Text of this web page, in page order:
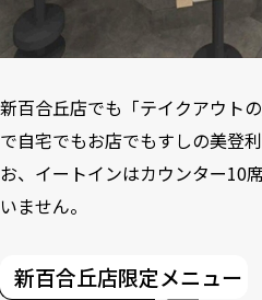
新百合丘店でも「テイクアウト
で自宅でもお店でもすしの美登
お、イートインはカウンター10
いません。
新百合丘店限定メニュー